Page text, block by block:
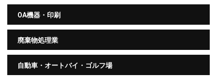
OA機器・印刷
廃棄物処理業
自動車・オートバイ・ゴルフ場